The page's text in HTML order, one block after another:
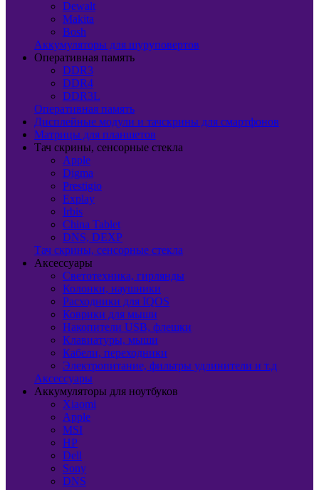
Dewalt
Makita
Bosh
Аккумуляторы для шуруповертов
Оперативная память
DDR3
DDR4
DDR3L
Оперативная память
Дисплейные модули и тачскрины для смартфонов
Матрицы для планшетов
Тач скрины, сенсорные стекла
Apple
Digma
Prestigio
Explay
Irbis
China Tablet
DNS, DEXP
Тач скрины, сенсорные стекла
Аксессуары
Светотехника, гирлянды
Колонки, наушники
Расходники для IQOS
Коврики для мыши
Накопители USB, флешки
Клавиатуры, мыши
Кабели, переходники
Электропитание, фильтры удлинители и т.д
Аксессуары
Аккумуляторы для ноутбуков
Xiaomi
Apple
MSI
HP
Dell
Sony
DNS